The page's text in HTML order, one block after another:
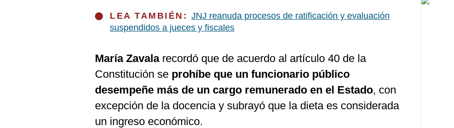
LEA TAMBIÉN: JNJ reanuda procesos de ratificación y evaluación
suspendidos a jueces y fiscales
María Zavalarecordó que de acuerdo al artículo 40 de la
Constitución se prohíbe que un funcionario público
desempeñe más de un cargo remunerado en el Estado, con
excepción de la docencia y subrayó que la dieta es considerada
un ingreso económico.